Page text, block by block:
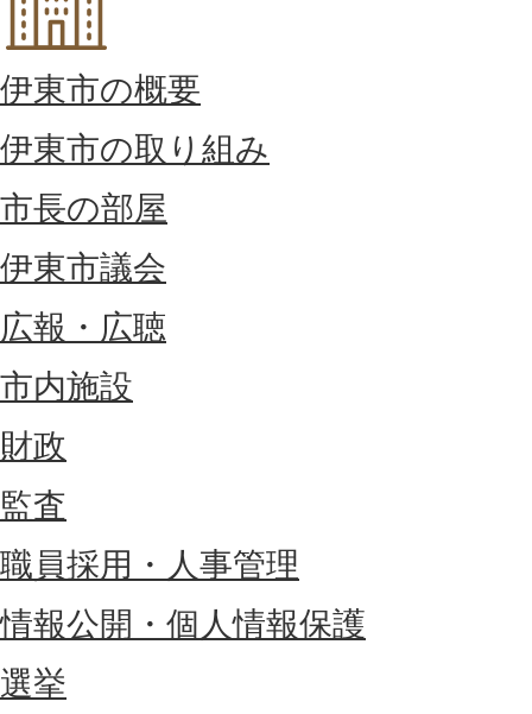
伊東市の概要
伊東市の取り組み
市長の部屋
伊東市議会
広報・広聴
市内施設
財政
監査
職員採用・人事管理
情報公開・個人情報保護
選挙